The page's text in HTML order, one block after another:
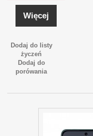
Więcej
Dodaj do listy
życzeń
Dodaj do
porówania